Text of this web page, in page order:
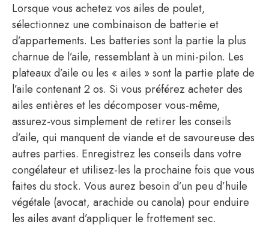
Lorsque vous achetez vos ailes de poulet,
sélectionnez une combinaison de batterie et
d’appartements. Les batteries sont la partie la plus
charnue de l’aile, ressemblant à un mini-pilon. Les
plateaux d’aile ou les « ailes » sont la partie plate de
l’aile contenant 2 os. Si vous préférez acheter des
ailes entières et les décomposer vous-même,
assurez-vous simplement de retirer les conseils
d’aile, qui manquent de viande et de savoureuse des
autres parties. Enregistrez les conseils dans votre
congélateur et utilisez-les la prochaine fois que vous
faites du stock. Vous aurez besoin d’un peu d’huile
végétale (avocat, arachide ou canola) pour enduire
les ailes avant d’appliquer le frottement sec.